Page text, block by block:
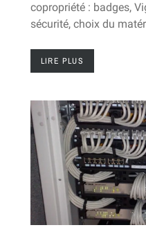
copropriété : badges,
sécurité, choix du
LIRE PLUS